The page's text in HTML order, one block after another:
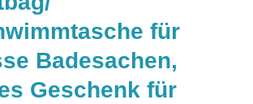
für
Badesachen,
Geschenk für